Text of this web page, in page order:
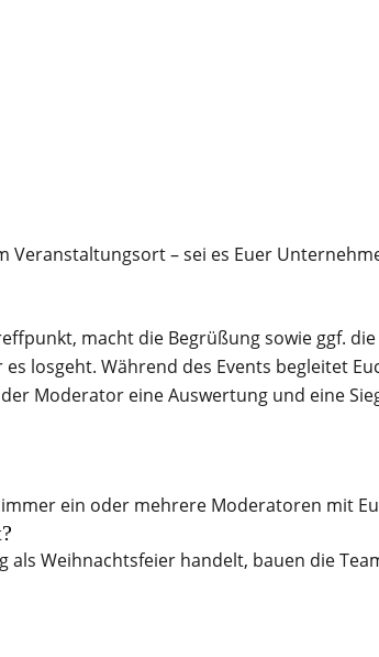
– sei es Euer
macht die Begrüßung sowie ggf.
losgeht. Während des Events begleitet
Moderator eine Auswertung und eine
ein oder mehrere Moderatoren mit
Weihnachtsfeier handelt, bauen die